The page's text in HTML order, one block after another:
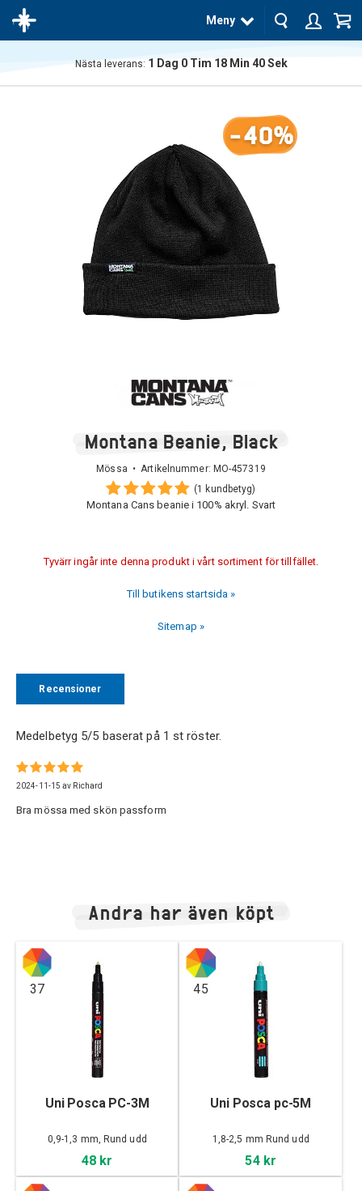
Meny
Nästa leverans: 1 Dag 0Tim 18Min 39Sek
-40%
Montana Beanie, Black
Mössa • Artikelnummer: MO-457319
(1 kundbetyg)
Montana Cans beanie i 100% akryl. Svart
Tyvärr ingår inte denna produkt i vårt sortiment för tillfället.
Till butikens startsida »
Sitemap »
Recensioner
Medelbetyg 5/5 baserat på 1 st röster.
2024-11-15 av Richard
Bra mössa med skön passform
Andra har även köpt
37
Uni Posca PC-3M
0,9-1,3 mm, Rund udd
48 kr
45
Uni Posca pc-5M
1,8-2,5 mm Rund udd
54 kr